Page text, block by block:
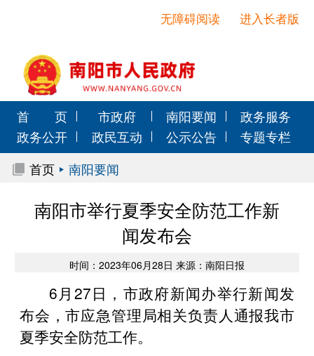
进入长者版
无障碍阅读
首 页 市政府 南阳要闻
政务服务
政务公开
政民互动 公示公告
专题专栏
首页
南阳要闻
南阳市举行夏季安全防范工作新
闻发布会
时间：2023年06月28日 来源：南阳日报
6月27日，市政府新闻办举行新闻发
布会，市应急管理局相关负责人通报我市
夏季安全防范工作。